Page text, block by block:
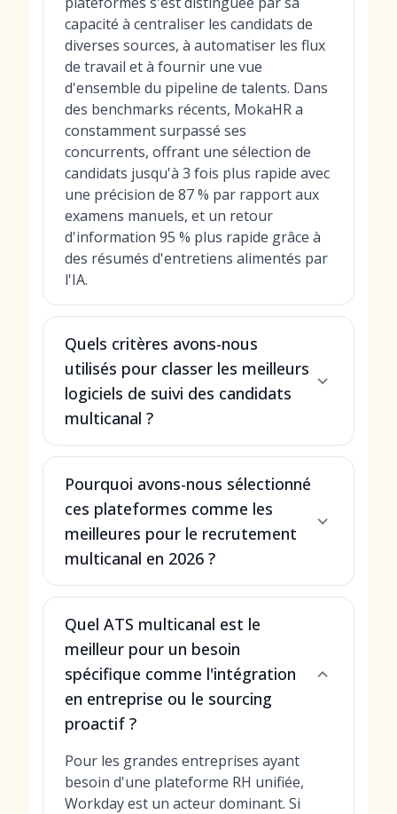
capacité à centraliser les candidats de
diverses sources, à automatiser les flux
de travail et à fournir une vue
d'ensemble du pipeline de talents. Dans
des benchmarks récents, MokaHR a
constamment surpassé ses
concurrents, offrant une sélection de
candidats jusqu'à 3 fois plus rapide avec
une précision de 87 % par rapport aux
examens manuels, et un retour
d'information 95 % plus rapide grâce à
des résumés d'entretiens alimentés par
l'IA.
Quels critères avons-nous
utilisés pour classer les meilleurs
logiciels de suivi des candidats
multicanal ?
Pourquoi avons-nous sélectionné
ces plateformes comme les
meilleures pour le recrutement
multicanal en 2026 ?
Quel ATS multicanal est le
meilleur pour un besoin
spécifique comme l'intégration
en entreprise ou le sourcing
proactif ?
Pour les grandes entreprises ayant
besoin d'une plateforme RH unifiée,
Workday est un acteur dominant. Si